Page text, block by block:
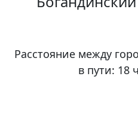
Расстояние между
в пути: 18